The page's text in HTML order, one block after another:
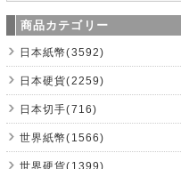
商品カテゴリー
日本紙幣(3592)
日本硬貨(2259)
日本切手(716)
世界紙幣(1566)
世界硬貨(1399)